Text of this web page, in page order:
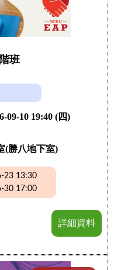
班
09-10 19:40 (四)
(勝八地下室)
23 13:30
30 17:00
詳細資料